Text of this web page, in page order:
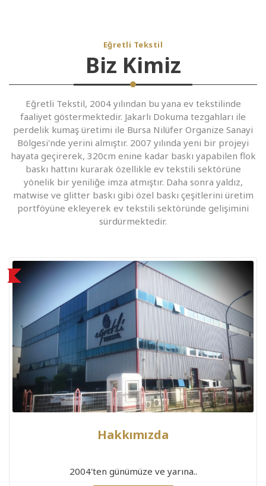
Eğretli Tekstil
Biz Kimiz
Eğretli Tekstil, 2004 yılından bu yana ev tekstilinde
faaliyet göstermektedir. Jakarlı Dokuma tezgahları ile
perdelik kumaş üretimi ile Bursa Nilüfer Organize Sanayi
Bölgesi'nde yerini almıştır. 2007 yılında yeni bir projeyi
hayata geçirerek, 320cm enine kadar baskı yapabilen flok
baskı hattını kurarak özellikle ev tekstili sektörüne
yönelik bir yeniliğe imza atmıştır. Daha sonra yaldız,
matwise ve glitter baskı gibi özel baskı çeşitlerini üretim
portföyüne ekleyerek ev tekstili sektöründe gelişimini
sürdürmektedir.
Hakkımızda
2004'ten günümüze ve yarına..